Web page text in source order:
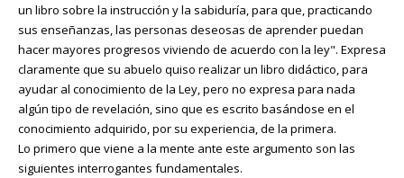
un libro sobre la instrucción y la sabiduría, para que, practicando
sus enseñanzas, las personas deseosas de aprender puedan
hacer mayores progresos viviendo de acuerdo con la ley". Expresa
claramente que su abuelo quiso realizar un libro didáctico, para
ayudar al conocimiento de la Ley, pero no expresa para nada
algún tipo de revelación, sino que es escrito basándose en el
conocimiento adquirido, por su experiencia, de la primera.
Lo primero que viene a la mente ante este argumento son las
siguientes interrogantes fundamentales.